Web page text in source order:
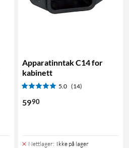
Apparatinntak C14 for
kabinett
5.0 (14)
5990
Nettlager: Ikke på lager